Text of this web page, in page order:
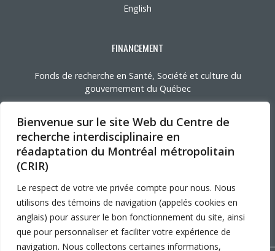
Bienvenue sur le site Web du Centre de
recherche interdisciplinaire en
réadaptation du Montréal métropolitain
(CRIR)
Le respect de votre vie privée compte pour nous. Nous
utilisons des témoins de navigation (appelés cookies en
anglais) pour assurer le bon fonctionnement du site, ainsi
que pour personnaliser et faciliter votre expérience de
navigation. Nous collectons certaines informations,
English
FINANCEMENT
Fonds de recherche en Santé, Société et culture du
gouvernement du Québec
AFFILIATIONS UNIVERSITAIRES
Université de Montréal
Mcgill UQAM